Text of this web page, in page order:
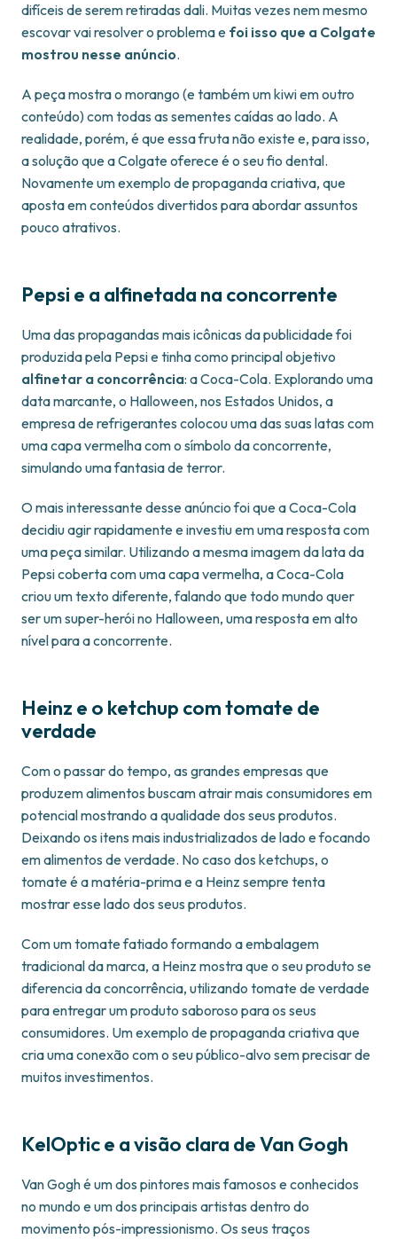
difíceis de serem retiradas dali. Muitas vezes nem mesmo
escovar vai resolver o problema e foi isso que a Colgate
mostrou nesse anúncio.
A peça mostra o morango (e também um kiwi em outro
conteúdo) com todas as sementes caídas ao lado. A
realidade, porém, é que essa fruta não existe e, para isso,
a solução que a Colgate oferece é o seu fio dental.
Novamente um exemplo de propaganda criativa, que
aposta em conteúdos divertidos para abordar assuntos
pouco atrativos.
Pepsi e a alfinetada na concorrente
Uma das propagandas mais icônicas da publicidade foi
produzida pela Pepsi e tinha como principal objetivo
alfinetar a concorrência: a Coca-Cola. Explorando uma
data marcante, o Halloween, nos Estados Unidos, a
empresa de refrigerantes colocou uma das suas latas com
uma capa vermelha com o símbolo da concorrente,
simulando uma fantasia de terror.
O mais interessante desse anúncio foi que a Coca-Cola
decidiu agir rapidamente e investiu em uma resposta com
uma peça similar. Utilizando a mesma imagem da lata da
Pepsi coberta com uma capa vermelha, a Coca-Cola
criou um texto diferente, falando que todo mundo quer
ser um super-herói no Halloween, uma resposta em alto
nível para a concorrente.
Heinz e o ketchup com tomate de
verdade
Com o passar do tempo, as grandes empresas que
produzem alimentos buscam atrair mais consumidores em
potencial mostrando a qualidade dos seus produtos.
Deixando os itens mais industrializados de lado e focando
em alimentos de verdade. No caso dos ketchups, o
tomate é a matéria-prima e a Heinz sempre tenta
mostrar esse lado dos seus produtos.
Com um tomate fatiado formando a embalagem
tradicional da marca, a Heinz mostra que o seu produto se
diferencia da concorrência, utilizando tomate de verdade
para entregar um produto saboroso para os seus
consumidores. Um exemplo de propaganda criativa que
cria uma conexão com o seu público-alvo sem precisar de
muitos investimentos.
KelOptic e a visão clara de Van Gogh
Van Gogh é um dos pintores mais famosos e conhecidos
no mundo e um dos principais artistas dentro do
movimento pós-impressionismo. Os seus traços